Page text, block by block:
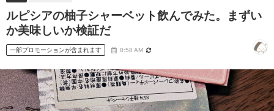
ルピシアの柚子シャーベット飲んでみた。まずい
か美味しいか検証だ
一部プロモーションが含まれます 8:58 AM